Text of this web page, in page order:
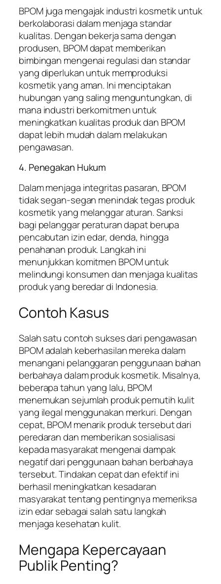
BPOM juga mengajak industri kosmetik untuk
berkolaborasi dalam menjaga standar
kualitas. Dengan bekerja sama dengan
produsen, BPOM dapat memberikan
bimbingan mengenai regulasi dan standar
yang diperlukan untuk memproduksi
kosmetik yang aman. Ini menciptakan
hubungan yang saling menguntungkan, di
mana industri berkomitmen untuk
meningkatkan kualitas produk dan BPOM
dapat lebih mudah dalam melakukan
pengawasan.
4. Penegakan Hukum
Dalam menjaga integritas pasaran, BPOM
tidak segan-segan menindak tegas produk
kosmetik yang melanggar aturan. Sanksi
bagi pelanggar peraturan dapat berupa
pencabutan izin edar, denda, hingga
penahanan produk. Langkah ini
menunjukkan komitmen BPOM untuk
melindungi konsumen dan menjaga kualitas
produk yang beredar di Indonesia.
Contoh Kasus
Salah satu contoh sukses dari pengawasan
BPOM adalah keberhasilan mereka dalam
menangani pelanggaran penggunaan bahan
berbahaya dalam produk kosmetik. Misalnya,
beberapa tahun yang lalu, BPOM
menemukan sejumlah produk pemutih kulit
yang ilegal menggunakan merkuri. Dengan
cepat, BPOM menarik produk tersebut dari
peredaran dan memberikan sosialisasi
kepada masyarakat mengenai dampak
negatif dari penggunaan bahan berbahaya
tersebut. Tindakan cepat dan efektif ini
berhasil meningkatkan kesadaran
masyarakat tentang pentingnya memeriksa
izin edar sebagai salah satu langkah
menjaga kesehatan kulit.
Mengapa Kepercayaan
Publik Penting?